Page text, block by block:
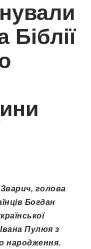
Біблії
голова
Богдан
Пулюя з
народження.